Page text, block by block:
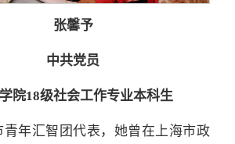
张馨予
中共党员
院18级社会工作专业本科生
青年汇智团代表，她曾在上海市政